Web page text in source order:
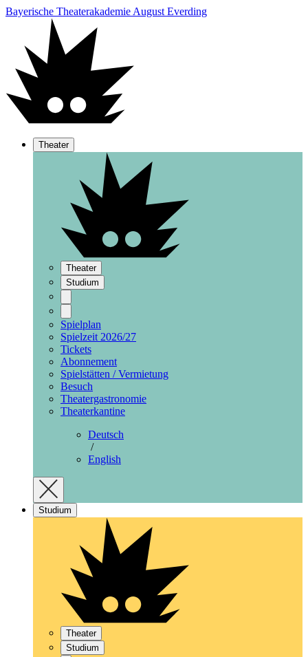
Bayerische Theaterakademie August Everding
Theater
Theater
Studium
Spielplan
Spielzeit 2026/27
Tickets
Abonnement
Spielstätten / Vermietung
Besuch
Theatergastronomie
Theaterkantine
Deutsch
/
English
Studium
Theater
Studium